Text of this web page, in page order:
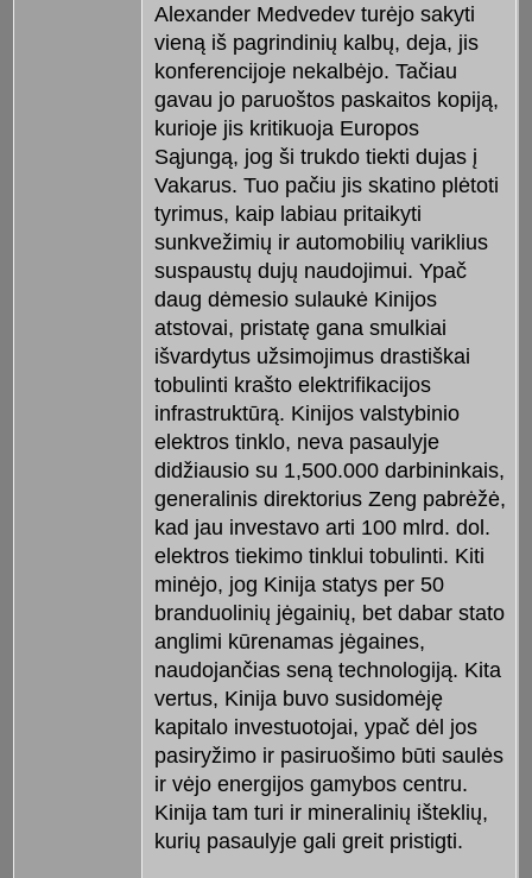
Alexander Medvedev turėjo sakyti
vieną iš pagrindinių kalbų, deja, jis
konferencijoje nekalbėjo. Tačiau
gavau jo paruoštos paskaitos kopiją,
kurioje jis kritikuoja Europos
Sąjungą, jog ši trukdo tiekti dujas į
Vakarus. Tuo pačiu jis skatino plėtoti
tyrimus, kaip labiau pritaikyti
sunkvežimių ir automobilių variklius
suspaustų dujų naudojimui. Ypač
daug dėmesio sulaukė Kinijos
atstovai, pristatę gana smulkiai
išvardytus užsimojimus drastiškai
tobulinti krašto elektrifikacijos
infrastruktūrą. Kinijos valstybinio
elektros tinklo, neva pasaulyje
didžiausio su 1,500.000 darbininkais,
generalinis direktorius Zeng pabrėžė,
kad jau investavo arti 100 mlrd. dol.
elektros tiekimo tinklui tobulinti. Kiti
minėjo, jog Kinija statys per 50
branduolinių jėgainių, bet dabar stato
anglimi kūrenamas jėgaines,
naudojančias seną technologiją. Kita
vertus, Kinija buvo susidomėję
kapitalo investuotojai, ypač dėl jos
pasiryžimo ir pasiruošimo būti saulės
ir vėjo energijos gamybos centru.
Kinija tam turi ir mineralinių išteklių,
kurių pasaulyje gali greit pristigti.